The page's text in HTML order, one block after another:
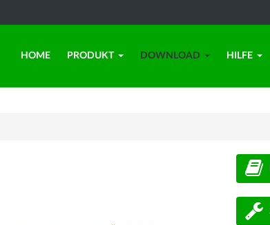
HOME PRODUKT DOWNLOAD HILFE